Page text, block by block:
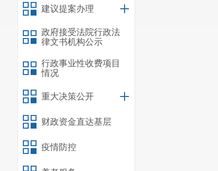
建议提案办理
政府接受法院行政法
律文书机构公示
行政事业性收费项目
情况
重大决策公开
财政资金直达基层
疫情防控